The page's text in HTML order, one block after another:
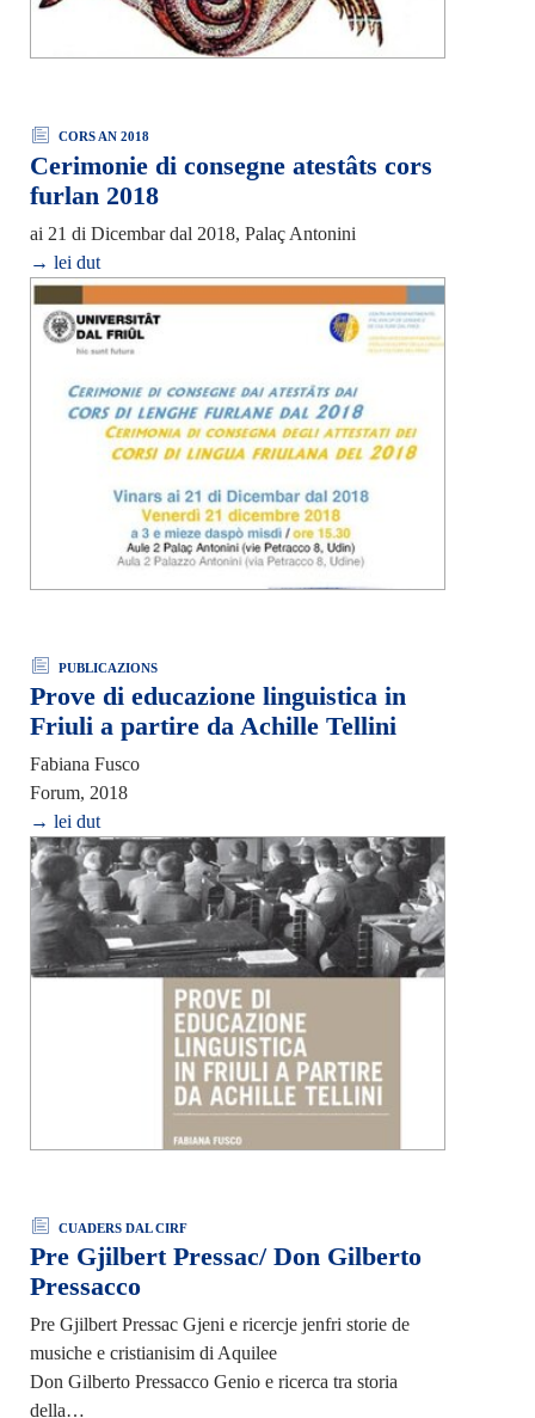
CORS AN 2018
Cerimonie di consegne atestâts cors
furlan 2018
ai 21 di Dicembar dal 2018, Palaç Antonini
→ lei dut
PUBLICAZIONS
Prove di educazione linguistica in
Friuli a partire da Achille Tellini
Fabiana Fusco
Forum, 2018
→ lei dut
CUADERS DAL CIRF
Pre Gjilbert Pressac/ Don Gilberto
Pressacco
Pre Gjilbert Pressac Gjeni e ricercje jenfri storie de
musiche e cristianisim di Aquilee
Don Gilberto Pressacco Genio e ricerca tra storia
della…